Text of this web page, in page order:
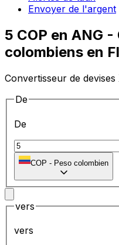
Envoyer de l'argent
5 COP en ANG
colombiens en
Convertisseur de devises
De
De
COP - Peso colombien
vers
vers